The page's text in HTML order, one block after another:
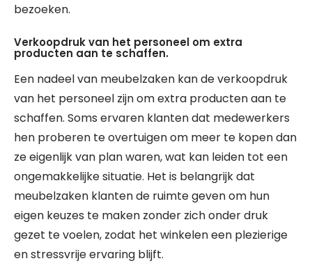
bezoeken.
Verkoopdruk van het personeel om extra
producten aan te schaffen.
Een nadeel van meubelzaken kan de verkoopdruk
van het personeel zijn om extra producten aan te
schaffen. Soms ervaren klanten dat medewerkers
hen proberen te overtuigen om meer te kopen dan
ze eigenlijk van plan waren, wat kan leiden tot een
ongemakkelijke situatie. Het is belangrijk dat
meubelzaken klanten de ruimte geven om hun
eigen keuzes te maken zonder zich onder druk
gezet te voelen, zodat het winkelen een plezierige
en stressvrije ervaring blijft.